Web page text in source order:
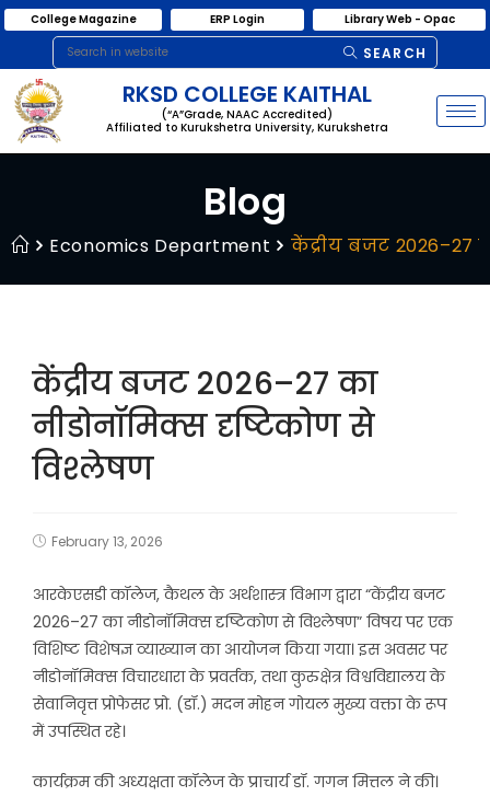
College Magazine ERP Login Library Web - Opac
SEARCH
RKSD COLLEGE KAITHAL
(“A”Grade, NAAC Accredited)
Affiliated to Kurukshetra University, Kurukshetra
Blog
Economics Department केंद्रीय बजट 2026–27
केंद्रीय बजट 2026–27 का
नीडोनॉमिक्स दृष्टिकोण से
विश्लेषण
February 13, 2026
आरकेएसडी कॉलेज, कैथल के अर्थशास्त्र विभाग द्वारा “केंद्रीय बजट
2026–27 का नीडोनॉमिक्स दृष्टिकोण से विश्लेषण” विषय पर एक
विशिष्ट विशेषज्ञ व्याख्यान का आयोजन किया गया। इस अवसर पर
नीडोनॉमिक्स विचारधारा के प्रवर्तक, तथा कुरुक्षेत्र विश्वविद्यालय के
सेवानिवृत्त प्रोफेसर प्रो. (डॉ.) मदन मोहन गोयल मुख्य वक्ता के रूप
में उपस्थित रहे।
कार्यक्रम की अध्यक्षता कॉलेज के प्राचार्य डॉ. गगन मित्तल ने की।